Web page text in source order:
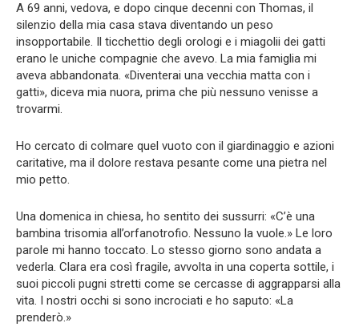
A 69 anni, vedova, e dopo cinque decenni con Thomas, il
silenzio della mia casa stava diventando un peso
insopportabile. Il ticchettio degli orologi e i miagolii dei gatti
erano le uniche compagnie che avevo. La mia famiglia mi
aveva abbandonata. «Diventerai una vecchia matta con i
gatti», diceva mia nuora, prima che più nessuno venisse a
trovarmi.
Ho cercato di colmare quel vuoto con il giardinaggio e azioni
caritative, ma il dolore restava pesante come una pietra nel
mio petto.
Una domenica in chiesa, ho sentito dei sussurri: «C’è una
bambina trisomia all’orfanotrofio. Nessuno la vuole.» Le loro
parole mi hanno toccato. Lo stesso giorno sono andata a
vederla. Clara era così fragile, avvolta in una coperta sottile, i
suoi piccoli pugni stretti come se cercasse di aggrapparsi alla
vita. I nostri occhi si sono incrociati e ho saputo: «La
prenderò.»